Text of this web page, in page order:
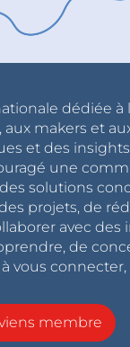
dédiée à
makers et
et des
une
solutions
projets, de
avec des
de
vous connecter,
membre